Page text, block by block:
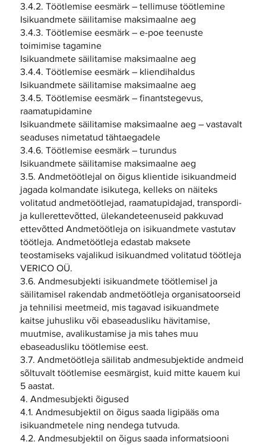
3.4.2. Töötlemise eesmärk – tellimuse töötlemine
Isikuandmete säilitamise maksimaalne aeg
3.4.3. Töötlemise eesmärk – e-poe teenuste
toimimise tagamine
Isikuandmete säilitamise maksimaalne aeg
3.4.4. Töötlemise eesmärk – kliendihaldus
Isikuandmete säilitamise maksimaalne aeg
3.4.5. Töötlemise eesmärk – finantstegevus,
raamatupidamine
Isikuandmete säilitamise maksimaalne aeg – vastavalt
seaduses nimetatud tähtaegadele
3.4.6. Töötlemise eesmärk – turundus
Isikuandmete säilitamise maksimaalne aeg
3.5. Andmetöötlejal on õigus klientide isikuandmeid
jagada kolmandate isikutega, kelleks on näiteks
volitatud andmetöötlejad, raamatupidajad, transpordi-
ja kullerettevõtted, ülekandeteenuseid pakkuvad
ettevõtted Andmetöötleja on isikuandmete vastutav
töötleja. Andmetöötleja edastab maksete
teostamiseks vajalikud isikuandmed volitatud töötleja
VERICO OÜ.
3.6. Andmesubjekti isikuandmete töötlemisel ja
säilitamisel rakendab andmetöötleja organisatoorseid
ja tehnilisi meetmeid, mis tagavad isikuandmete
kaitse juhusliku või ebaseadusliku hävitamise,
muutmise, avalikustamise ja mis tahes muu
ebaseadusliku töötlemise eest.
3.7. Andmetöötleja säilitab andmesubjektide andmeid
sõltuvalt töötlemise eesmärgist, kuid mitte kauem kui
5 aastat.
4. Andmesubjekti õigused
4.1. Andmesubjektil on õigus saada ligipääs oma
isikuandmetele ning nendega tutvuda.
4.2. Andmesubjektil on õigus saada informatsiooni